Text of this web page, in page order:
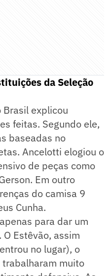
da Seleção
Brasil explicou
feitas. Segundo ele,
baseadas no
Ancelotti elogiou o
de peças como
Em outro
do camisa 9
Cunha.
para dar um
Estêvão, assim
no lugar), o
trabalharam muito